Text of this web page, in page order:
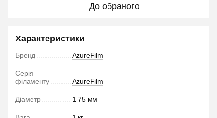
До обраного
Характеристики
Бренд AzureFilm
Серія
філаменту
AzureFilm
Діаметр 1,75 мм